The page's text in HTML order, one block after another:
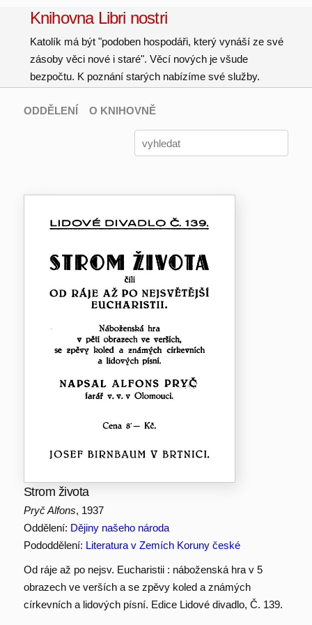
Knihovna Libri nostri
Katolík má být "podoben hospodáři, který vynáší ze své
zásoby věci nové i staré". Věcí nových je všude
bezpočtu. K poznání starých nabízíme své služby.
ODDĚLENÍ O KNIHOVNĚ
Strom života
Pryč Alfons, 1937
Oddělení: Dějiny našeho národa
Pododdělení: Literatura v Zemích Koruny české
Od ráje až po nejsv. Eucharistii : náboženská hra v 5
obrazech ve verších a se zpěvy koled a známých
církevních a lidových písní. Edice Lidové divadlo, Č. 139.